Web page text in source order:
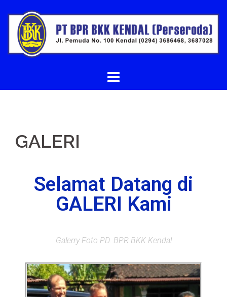
GALERI
Selamat Datang di
GALERI Kami
Galerry Foto PD. BPR BKK Kendal